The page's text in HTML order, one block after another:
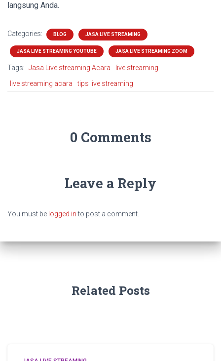
langsung Anda.
Categories: BLOG JASA LIVE STREAMING
JASA LIVE STREAMING YOUTUBE JASA LIVE STREAMING ZOOM
Tags: Jasa Live streaming Acara
live streaming
live streaming acara
tips live streaming
0 Comments
Leave a Reply
You must be logged into post a comment.
Related Posts